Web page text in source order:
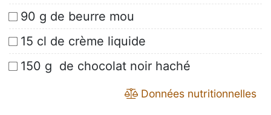
90 g de beurre mou
15 cl de crème liquide
150 g de chocolat noir haché
Données nutritionnelles